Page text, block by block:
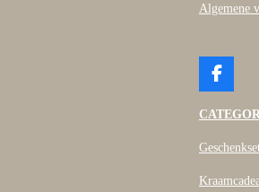
Algemene
F
c
b
o